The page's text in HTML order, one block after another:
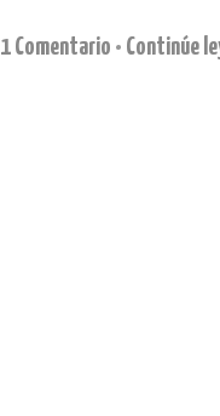
1 Comentario • Continúe